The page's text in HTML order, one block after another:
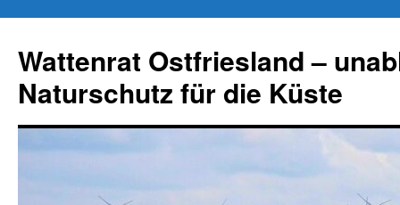
springen
Wattenrat Ostfriesland –
Naturschutz für die Küste